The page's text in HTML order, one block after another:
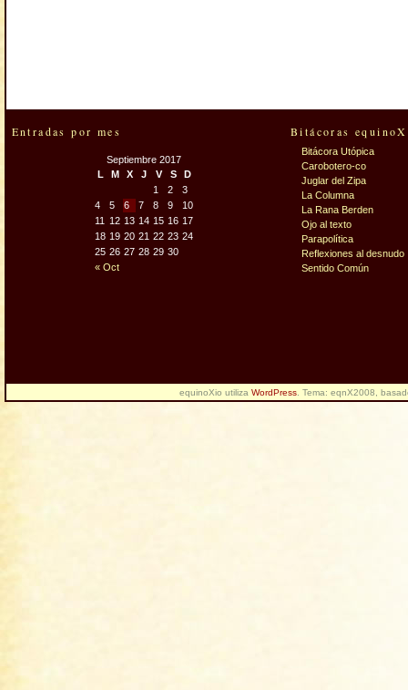
Entradas por mes
Septiembre 2017
L
M X J V S D
« Oct
1 2
3
4
5 6 7 8 9
10
11
12 13 14 15 16 17
18 19 20 21 22 23 24
25 26 27 28 29 30
Bitácoras
Bitácora Utópica
Carobotero-co
Juglar del Zipa
La Columna
La Rana Berden
Ojo al texto
Parapolítica
Reflexiones al desnudo
Sentido Común
equinoXio utiliza WordPress . Tema: eqnX2008,